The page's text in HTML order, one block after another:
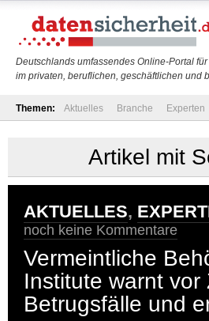
Deutschlands umfassendes Online-Portal
im privaten, beruflichen, geschäftlichen und
Themen: Aktuelles Branche Experten
Artikel mit
AKTUELLES,
noch keine Kommentare
Vermeintliche
Institute warnt
Betrugsfälle und